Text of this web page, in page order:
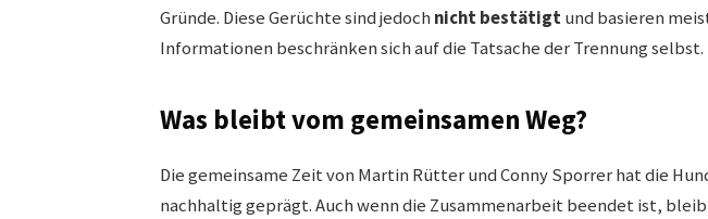
Gründe. Diese Gerüchte sind jedoch nicht bestätigtund basieren
Informationen beschränken sich auf die Tatsache der Trennung selbst.
Was bleibt vom gemeinsamen Weg?
Die gemeinsame Zeit von Martin Rütter und Conny Sporrer hat die
nachhaltig geprägt. Auch wenn die Zusammenarbeit beendet ist,